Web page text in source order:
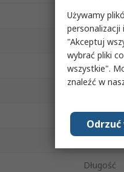
Marka
Typ filtra
Typ
Materiał
Normy/
Długość
Używamy
"Akceptuj
wybrać pliki
wszystkie".
znaleźć w